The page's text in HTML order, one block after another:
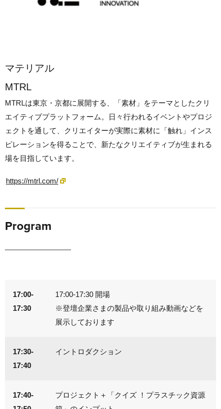
マテリアル
MTRL
MTRLは東京・京都に展開する、「素材」をテーマとしたクリ
エイティブプラットフォーム。日々行われるイベントやプロジ
ェクトを通して、クリエイターが実際に素材に「触れ」インス
ピレーションを得ることで、新たなクリエイティブが生まれる
場を目指しています。
https://mtrl.com/
Program
17:00-
17:30
17:00-17:30 開場
※登壇企業さまの製品や取り組み動画などを
展示しております
17:30-
17:40
イントロダクション
17:40-
プロジェクト＋「クイズ ！プラスチック資源